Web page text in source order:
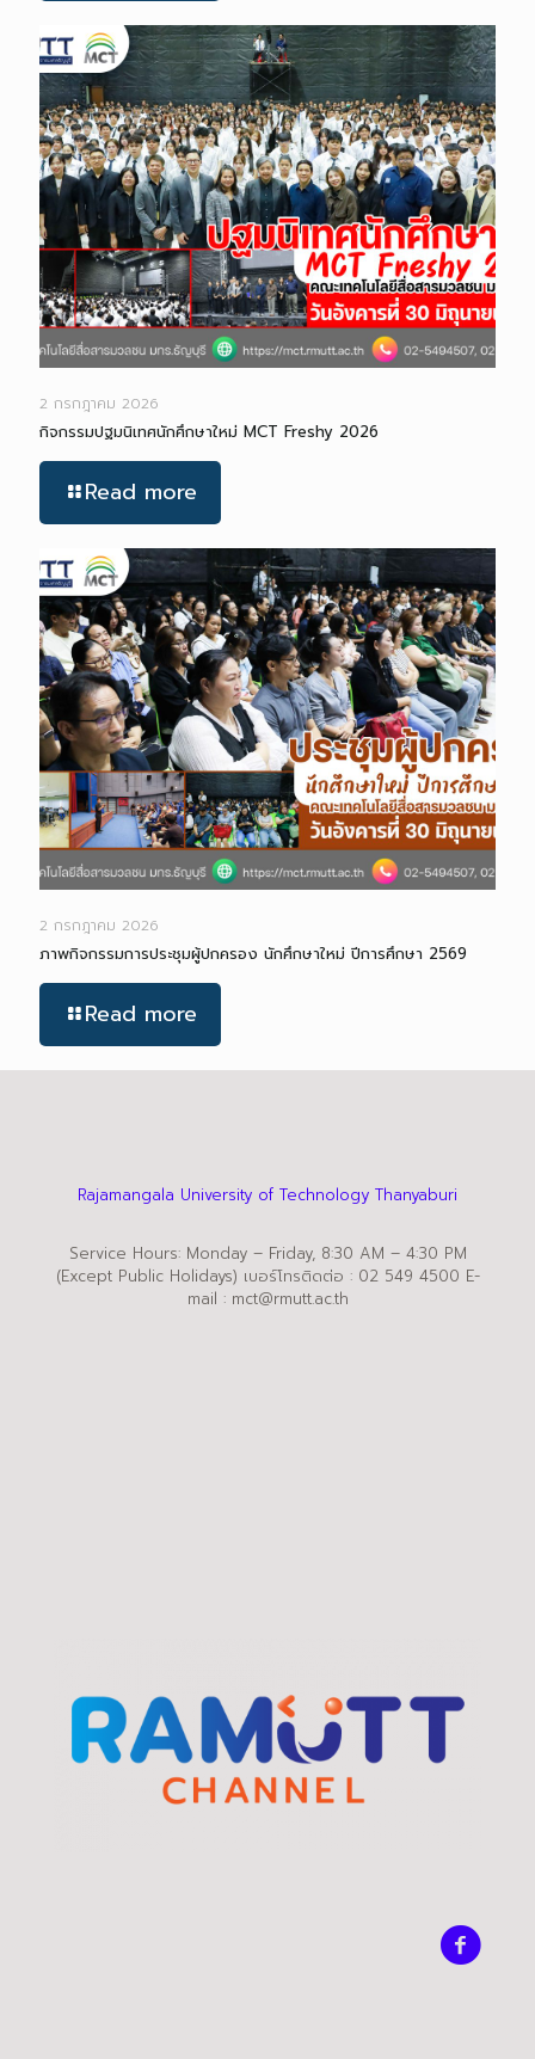
2 กรกฎาคม 2026
กิจกรรมปฐมนิเทศนักศึกษาใหม่ MCT Freshy 2026
Read more
2 กรกฎาคม 2026
ภาพกิจกรรมการประชุมผู้ปกครอง นักศึกษาใหม่ ปีการศึกษา 2569
Read more
Rajamangala University of Technology Thanyaburi
Service Hours: Monday – Friday, 8:30 AM – 4:30 PM
(Except Public Holidays) เบอร์โทรติดต่อ : 02 549 4500 E-
mail : mct@rmutt.ac.th